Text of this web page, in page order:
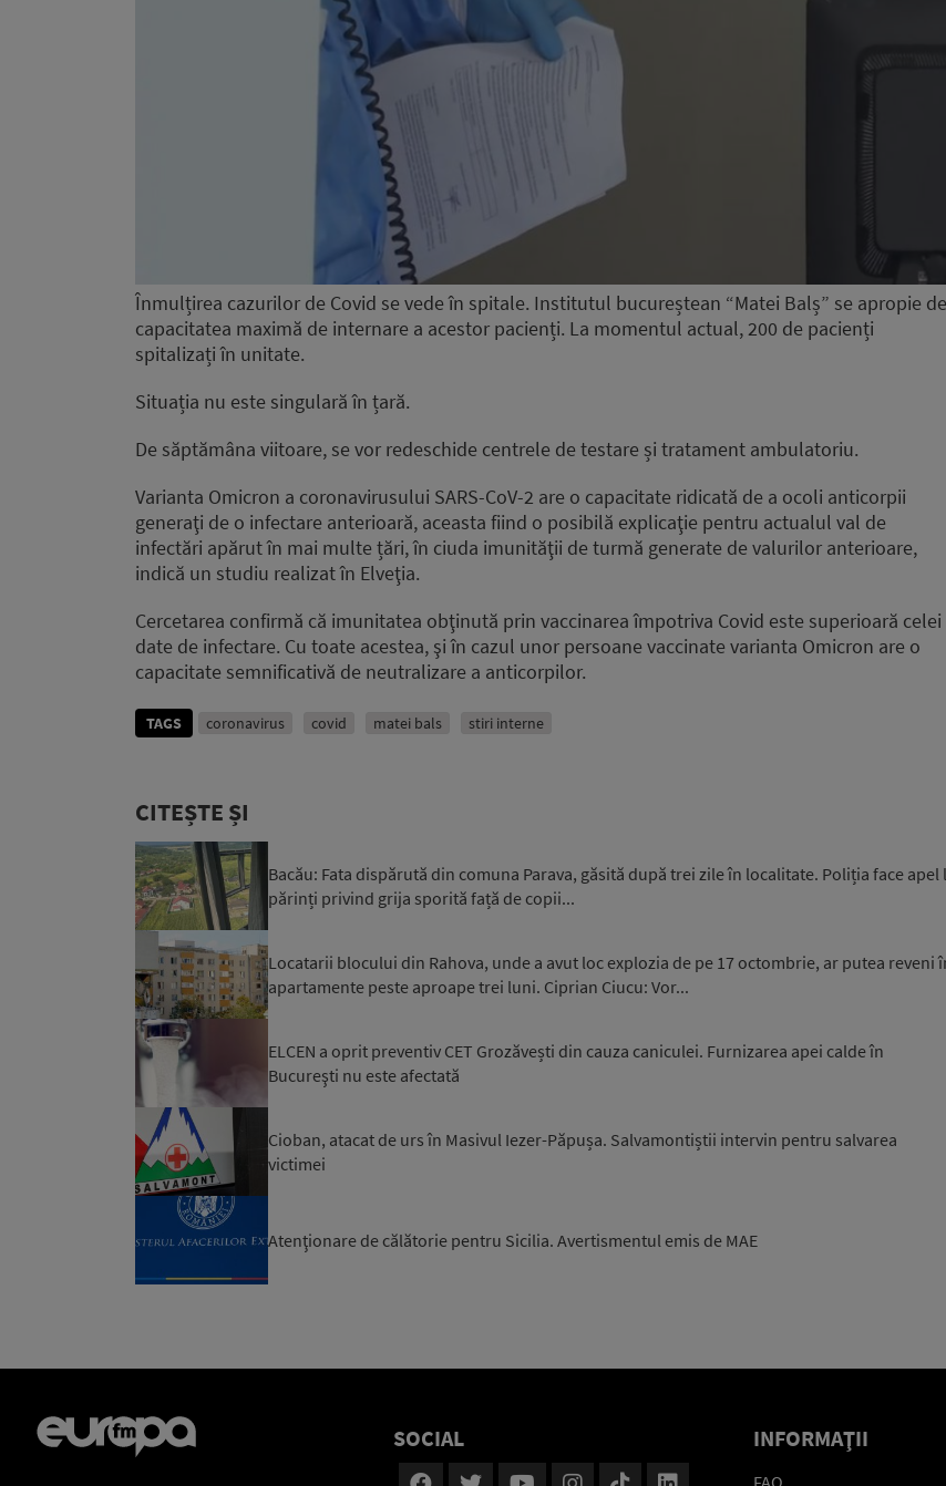
Înmulțirea cazurilor de Covid se vede în spitale. Institutul bucureștean “Matei Balș” se apropie de
capacitatea maximă de internare a acestor pacienți. La momentul actual, 200 de pacienți
spitalizați în unitate.
Situația nu este singulară în țară.
De săptămâna viitoare, se vor redeschide centrele de testare și tratament ambulatoriu.
Varianta Omicron a coronavirusului SARS-CoV-2 are o capacitate ridicată de a ocoli anticorpii
generaţi de o infectare anterioară, aceasta fiind o posibilă explicaţie pentru actualul val de
infectări apărut în mai multe țări, în ciuda imunităţii de turmă generate de valurilor anterioare,
indică un studiu realizat în Elveţia.
Cercetarea confirmă că imunitatea obţinută prin vaccinarea împotriva Covid este superioară celei
date de infectare. Cu toate acestea, şi în cazul unor persoane vaccinate varianta Omicron are o
capacitate semnificativă de neutralizare a anticorpilor.
TAGS coronavirus covid matei bals stiri interne
CITEȘTE ȘI
Bacău: Fata dispărută din comuna Parava, găsită după trei zile în localitate. Poliția face apel
părinți privind grija sporită față de copii...
Locatarii blocului din Rahova, unde a avut loc explozia de pe 17 octombrie, ar putea reveni
apartamente peste aproape trei luni. Ciprian Ciucu: Vor...
ELCEN a oprit preventiv CET Grozăvești din cauza caniculei. Furnizarea apei calde în
Bucureşti nu este afectată
Cioban, atacat de urs în Masivul Iezer-Păpușa. Salvamontiștii intervin pentru salvarea
victimei
Atenţionare de călătorie pentru Sicilia. Avertismentul emis de MAE
SOCIAL INFORMAŢII
FAQ